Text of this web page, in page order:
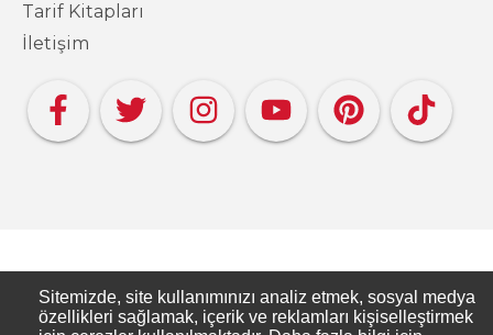
Tarif Kitapları
İletişim
Copyright PAKMAYA - Pakmaya Mutfakta
Sitemizde, site kullanımınızı analiz etmek, sosyal medya
özellikleri sağlamak, içerik ve reklamları kişiselleştirmek